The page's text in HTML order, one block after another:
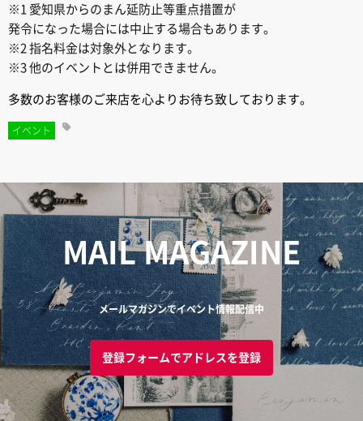
※1 愛知県からのまん延防止等重点措置が
発令になった場合には中止する場合もあります。
※2 指名料金は対象外となります。
※3 他のイベントとは併用できません。
多数のお客様のご来店を心よりお待ち致しております。
イベント
MAIL MAGAZINE
メールマガジンでイベント情報配信中
登録フォームでアドレスを登録